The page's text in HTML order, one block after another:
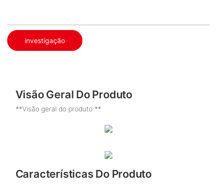
investigação
Visão Geral Do Produto
**Visão geral do produto:**
Características Do Produto